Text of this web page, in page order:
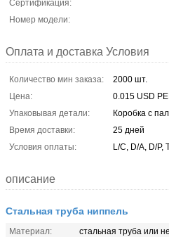
Сертификация:
Номер модели:
Оплата и доставка Условия
Количество мин заказа:
2000 шт.
Цена:
0.015 USD
Упаковывая детали:
Коробка с
Время доставки:
25 дней
Условия оплаты:
L/C, D/A, D/P,
описание
Стальная труба ниппель
Материал:
стальная труба или